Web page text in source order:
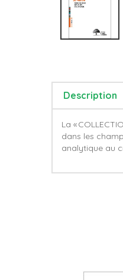
Description
La «
dans les
analytique au